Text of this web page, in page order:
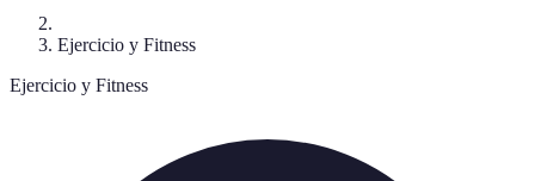
Ejercicio y Fitness
Ejercicio y Fitness